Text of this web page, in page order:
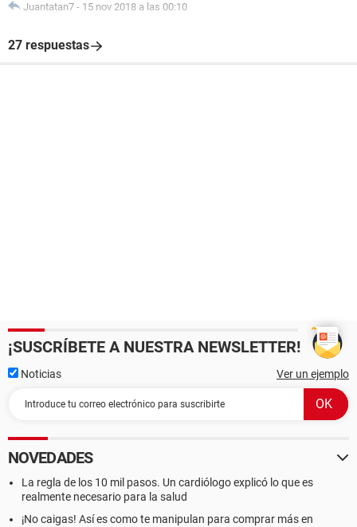
Juantatan7 - 15 nov 2018 a las 00:10
27 respuestas
¡SUSCRÍBETE A NUESTRA NEWSLETTER!
Noticias Ver un ejemplo
NOVEDADES
La regla de los 10 mil pasos. Un cardiólogo explicó lo que es
realmente necesario para la salud
¡No caigas! Así es como te manipulan para comprar más en